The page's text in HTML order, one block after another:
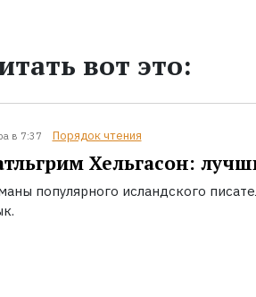
вот это:
в 7:37 Порядок чтения
Хельгасон:
популярного исландского